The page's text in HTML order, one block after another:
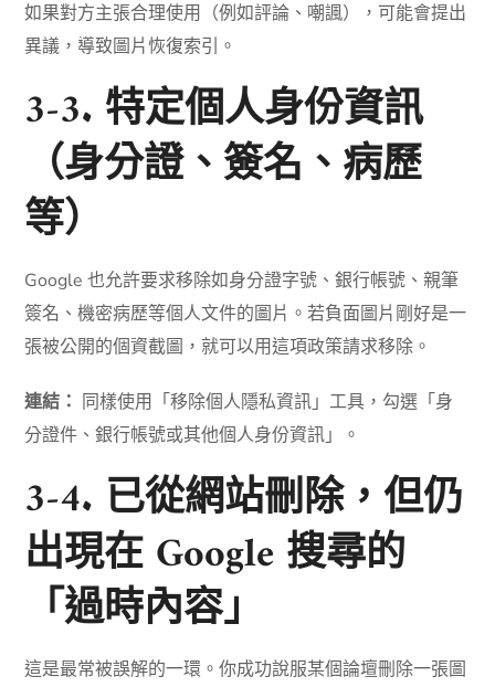
如果對方主張合理使用（例如評論、嘲諷），可能會提出
異議，導致圖片恢復索引。
3-3. 特定個人身份資訊
（身分證、簽名、病歷
等）
Google 也允許要求移除如身分證字號、銀行帳號、親筆
簽名、機密病歷等個人文件的圖片。若負面圖片剛好是一
張被公開的個資截圖，就可以用這項政策請求移除。
連結： 同樣使用「移除個人隱私資訊」工具，勾選「身
分證件、銀行帳號或其他個人身份資訊」。
3-4. 已從網站刪除，但仍
出現在 Google 搜尋的
「過時內容」
這是最常被誤解的一環。你成功說服某個論壇刪除一張圖